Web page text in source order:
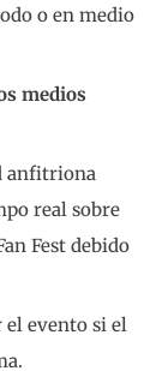
o en medio
medios
anfitriona
real sobre
Fest debido
el evento si el